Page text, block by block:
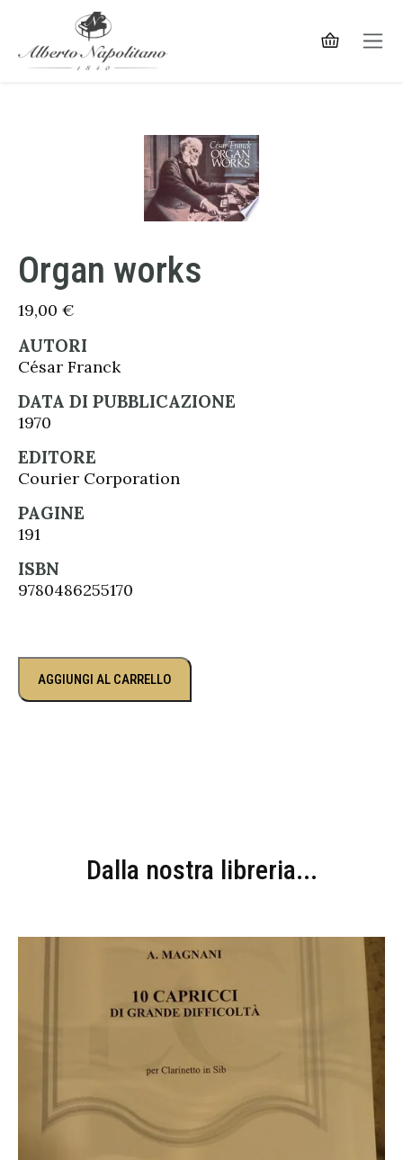
Organ works
19,00 €
AUTORI
César Franck
DATA DI PUBBLICAZIONE
1970
EDITORE
Courier Corporation
PAGINE
191
ISBN
9780486255170
AGGIUNGI AL CARRELLO
Dalla nostra libreria...